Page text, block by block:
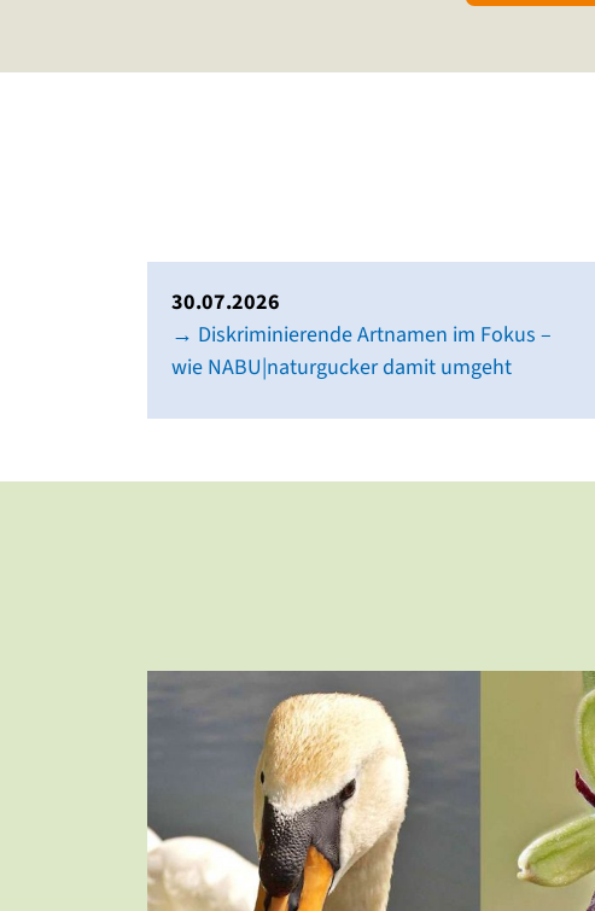
30.07.2026
→ Diskriminierende Artnamen im Fokus –
wie NABU|naturgucker damit umgeht